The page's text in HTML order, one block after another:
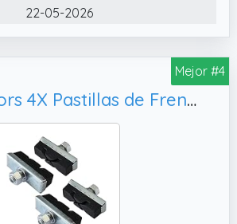
22-05-2026
Mejor #4
cyclingcolors 4X Pastillas de Freno Zapatas Goma Tipo X 40mm de Bicicleta Carretera Montaña Clásica